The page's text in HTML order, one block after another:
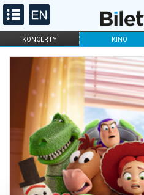
KONCERTY KINO
FILHARMONIA OPERA I BALET
ONLINE